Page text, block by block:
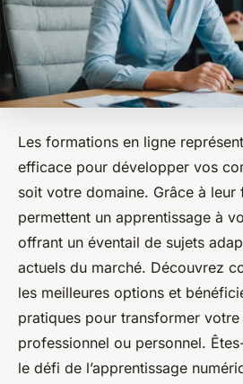
Les formations en ligne
efficace pour développer vos
soit votre domaine. Grâce à leur
permettent un apprentissage à
offrant un éventail de sujets
actuels du marché. Découvrez
les meilleures options et
pratiques pour transformer
professionnel ou personnel.
le défi de l’apprentissage